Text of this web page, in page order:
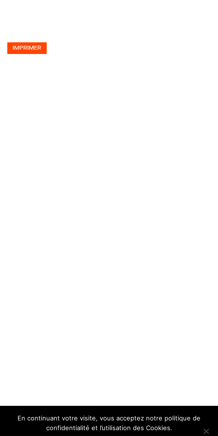
IMPRIMER
En continuant votre visite, vous acceptez notre politique de
confidentialité et l’utilisation des Cookies.